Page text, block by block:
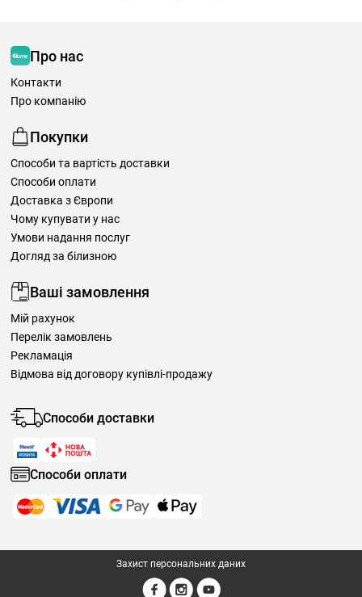
Про нас
Контакти
Про компанію
Покупки
Способи та вартість доставки
Способи оплати
Доставка з Європи
Чому купувати у нас
Умови надання послуг
Догляд за білизною
Ваші замовлення
Мій рахунок
Перелік замовлень
Рекламація
Відмова від договору купівлі-продажу
Способи доставки
Способи оплати
Захист персональних даних